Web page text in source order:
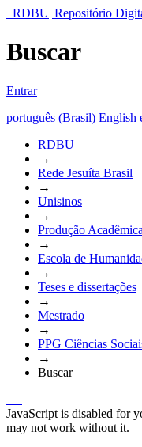
RDBU| Repositório
Buscar
Entrar
português (Brasil) English
RDBU
→
Rede Jesuíta Brasil
→
Unisinos
→
Produção Acadêmica
→
Escola de
→
Teses e dissertações
→
Mestrado
→
PPG Ciências
→
Buscar
JavaScript is disabled for
may not work without it.